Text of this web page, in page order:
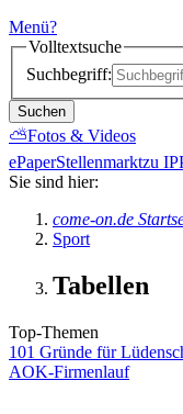
Menü?
Volltextsuche
Suchbegriff:
Suchen
⛅Fotos & Videos
ePaperStellenmarktzu
Sie sind hier:
come-on.de
Sport
Tabellen
Top-Themen
101 Gründe für
AOK-Firmenlauf